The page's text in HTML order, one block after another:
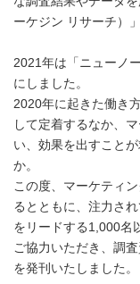
ーケジン リサーチ）
2021年は「ニューノ
にしました。
2020年に起きた働き
して定着するなか、
い、効果を出すこと
か。
この度、マーケティ
るとともに、注力さ
をリードする1,000名
ご協力いただき、調
を発刊いたしました。